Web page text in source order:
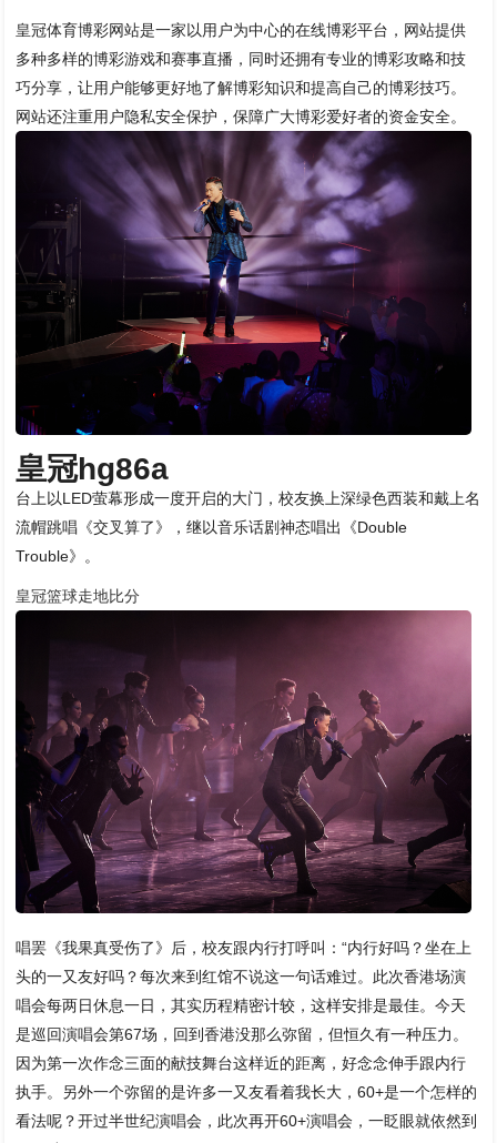
皇冠体育博彩网站是一家以用户为中心的在线博彩平台，网站提供
多种多样的博彩游戏和赛事直播，同时还拥有专业的博彩攻略和技
巧分享，让用户能够更好地了解博彩知识和提高自己的博彩技巧。
网站还注重用户隐私安全保护，保障广大博彩爱好者的资金安全。
皇冠hg86a
台上以LED萤幕形成一度开启的大门，校友换上深绿色西装和戴上名
流帽跳唱《交叉算了》，继以音乐话剧神态唱出《Double
Trouble》。
皇冠篮球走地比分
唱罢《我果真受伤了》后，校友跟内行打呼叫：“内行好吗？坐在上
头的一又友好吗？每次来到红馆不说这一句话难过。此次香港场演
唱会每两日休息一日，其实历程精密计较，这样安排是最佳。今天
是巡回演唱会第67场，回到香港没那么弥留，但恒久有一种压力。
因为第一次作念三面的献技舞台这样近的距离，好念念伸手跟内行
执手。另外一个弥留的是许多一又友看着我长大，60+是一个怎样的
看法呢？开过半世纪演唱会，此次再开60+演唱会，一眨眼就依然到